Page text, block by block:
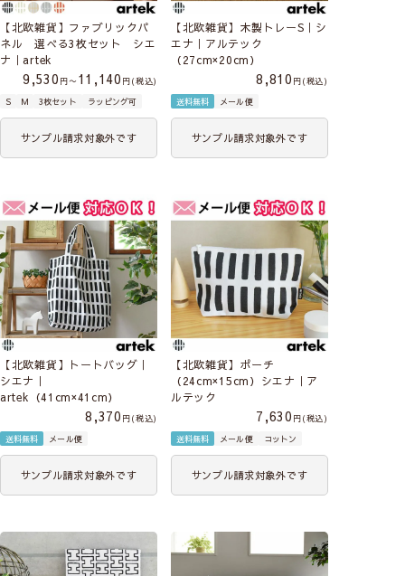
【北欧雑貨】ファブリックパ
ネル 選べる3枚セット シエ
ナ｜artek
9,530 〜 11,140
税込
S
M 3枚セット ラッピング可
サンプル請求対象外です
【北欧雑貨】木製トレーS｜シ
エナ｜アルテック
（27cm×20cm）
8,810
税込
送料無料
メール便
サンプル請求対象外です
【北欧雑貨】トートバッグ｜
シエナ｜
artek（41cm×41cm）
8,370
税込
送料無料
メール便
サンプル請求対象外です
【北欧雑貨】ポーチ
（24cm×15cm）シエナ｜ア
ルテック
7,630
税込
送料無料
メール便 コットン
サンプル請求対象外です